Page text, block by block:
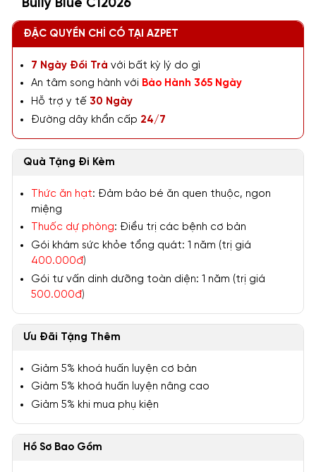
Bully Blue C12026
ĐẶC QUYỀN CHỈ CÓ TẠI AZPET
7 Ngày Đổi Trả với bất kỳ lý do gì
An tâm song hành với Bảo Hành 365 Ngày
Hỗ trợ y tế 30 Ngày
Đường dây khẩn cấp 24/7
Quà Tặng Đi Kèm
Thức ăn hạt: Đảm bảo bé ăn quen thuộc, ngon
miệng
Thuốc dự phòng: Điều trị các bệnh cơ bản
Gói khám sức khỏe tổng quát: 1 năm (trị giá
400.000đ)
Gói tư vấn dinh dưỡng toàn diện: 1 năm (trị giá
500.000đ)
Ưu Đãi Tặng Thêm
Giảm 5% khoá huấn luyện cơ bản
Giảm 5% khoá huấn luyện nâng cao
Giảm 5% khi mua phụ kiện
Hồ Sơ Bao Gồm